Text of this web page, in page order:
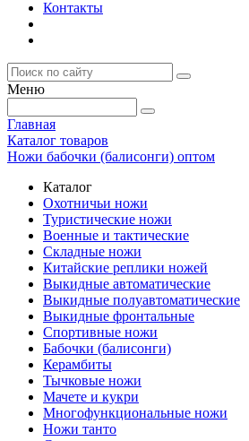
Контакты
Меню
Главная
Каталог товаров
Ножи бабочки (балисонги) оптом
Каталог
Охотничьи ножи
Туристические ножи
Военные и тактические
Складные ножи
Китайские реплики ножей
Выкидные автоматические
Выкидные полуавтоматические
Выкидные фронтальные
Спортивные ножи
Бабочки (балисонги)
Керамбиты
Тычковые ножи
Мачете и кукри
Многофункциональные ножи
Ножи танто